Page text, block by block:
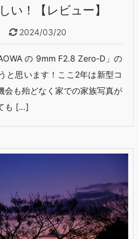
い！【レビュー】
2024/03/20
の 9mm F2.8 Zero-D」の
と思います！ここ2年は新型コ
会も殆どなく家での家族写真が
も […]